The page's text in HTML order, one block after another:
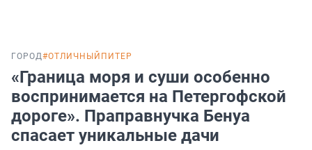
ГОРОД#ОТЛИЧНЫЙПИТЕР
«Граница моря и суши особенно
воспринимается на Петергофской
дороге». Праправнучка Бенуа
спасает уникальные дачи